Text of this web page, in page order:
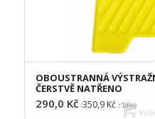
OBOUSTRANNÁ
ČERSTVĚ NATŘENO
290,0 Kč (350,9Kč s DPH)